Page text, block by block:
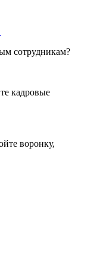
сотрудникам?
кадровые
воронку,